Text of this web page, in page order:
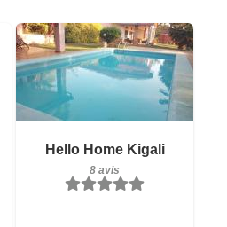
Hello Home Kigali
8 avis
8 avis
Détails
Réserver